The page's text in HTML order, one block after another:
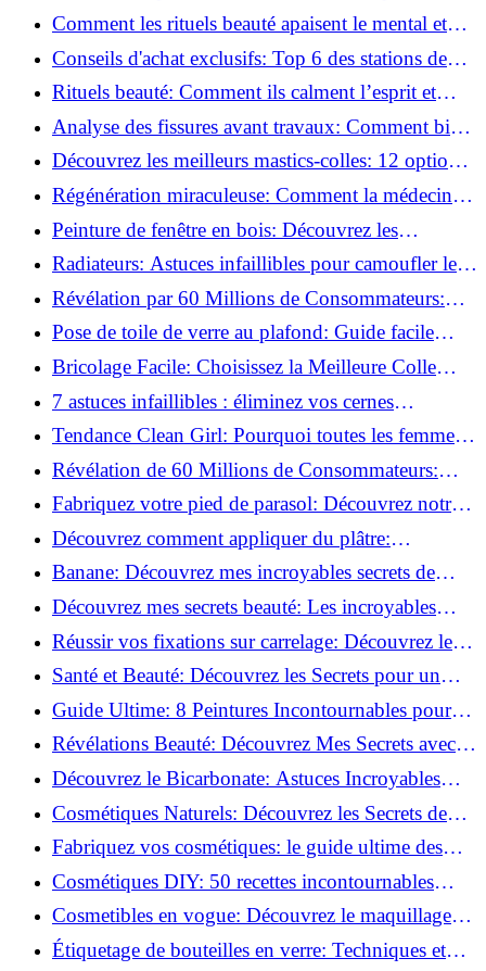
basse pression
Comment les rituels beauté apaisent le mental et
créent des moments pour soi ?
Conseils d'achat exclusifs: Top 6 des stations de
peinture basse pression incontournables!
Rituels beauté: Comment ils calment l’esprit et
chouchoutent votre âme!
Analyse des fissures avant travaux: Comment bien
préparer vos surfaces!
Découvrez les meilleurs mastics-colles: 12 options
dès 6,70 €!
Régénération miraculeuse: Comment la médecine
régénérative peut restaurer votre confiance!
Peinture de fenêtre en bois: Découvrez les
techniques infaillibles pour un résultat parfait!
Radiateurs: Astuces infaillibles pour camoufler les
tuyaux apparents!
Révélation par 60 Millions de Consommateurs:
Découvrez le sérum anti-rides numéro un!
Pose de toile de verre au plafond: Guide facile
pour débutants!
Bricolage Facile: Choisissez la Meilleure Colle
pour Chaque Matériau!
7 astuces infaillibles : éliminez vos cernes
rapidement !
Tendance Clean Girl: Pourquoi toutes les femmes
l'adoptent?
Révélation de 60 Millions de Consommateurs:
Découvrez le meilleur fond de teint pour votre
peau!
Fabriquez votre pied de parasol: Découvrez notre
tutoriel facile !
Découvrez comment appliquer du plâtre:
Techniques pour un mur intérieur parfait!
Banane: Découvrez mes incroyables secrets de
beauté!
Découvrez mes secrets beauté: Les incroyables
vertus du curcuma!
Réussir vos fixations sur carrelage: Découvrez les
astuces infaillibles !
Santé et Beauté: Découvrez les Secrets pour un
Bien-être Optimal!
Guide Ultime: 8 Peintures Incontournables pour
Bois Extérieurs!
Révélations Beauté: Découvrez Mes Secrets avec le
Thé Vert Matcha!
Découvrez le Bicarbonate: Astuces Incroyables
pour Votre Quotidien!
Cosmétiques Naturels: Découvrez les Secrets de
Beauté Éco-responsables!
Fabriquez vos cosmétiques: le guide ultime des
produits de beauté maison!
Cosmétiques DIY: 50 recettes incontournables
pour sublimer votre beauté naturelle!
Cosmetibles en vogue: Découvrez le maquillage
100% comestible!
Étiquetage de bouteilles en verre: Techniques et